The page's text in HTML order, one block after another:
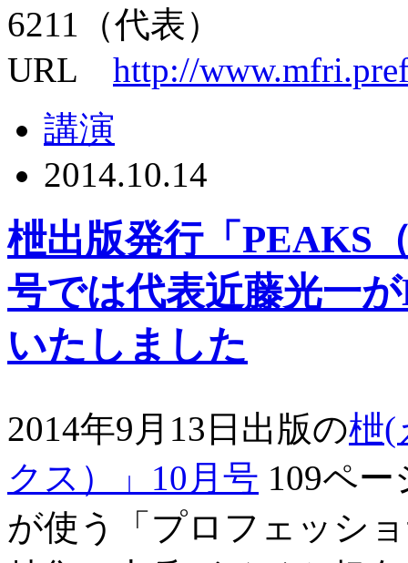
6211（代表）
URL http://
講演
2014.10.14
枻出版発行「PEAKS
号では代表近藤光一
いたしました
2014年9月13日出版の枻(
クス）」10月号 109ペ
が使う「プロフェッシ